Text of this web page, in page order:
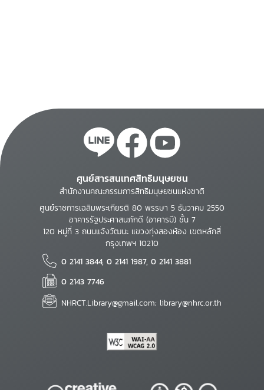
ศูนย์สารสนเทศสิทธิมนุษยชน
สำนักงานคณะกรรมการสิทธิมนุษยชนแห่งชาติ
ศูนย์ราชการเฉลิมพระเกียรติ 80 พรรษา 5 ธันวาคม 2550
อาคารรัฐประศาสนภักดี (อาคารบี) ชั้น 7
120 หมู่ที่ 3 ถนนแจ้งวัฒนะ แขวงทุ่งสองห้อง เขตหลักสี่
กรุงเทพฯ 10210
0 2141 3844, 0 2141 1987, 0 2141 3881
0 2143 7746
NHRCT.Library@gmail.com; library@nhrc.or.th